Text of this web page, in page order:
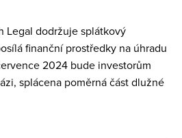
Legal dodržuje splátkový
finanční prostředky na úhradu
2024 bude investorům
splácena poměrná část dlužné